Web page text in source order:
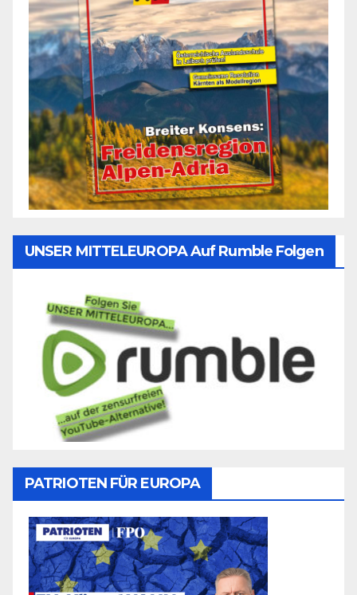
UNSER MITTELEUROPA Auf Rumble Folgen
PATRIOTEN FÜR EUROPA